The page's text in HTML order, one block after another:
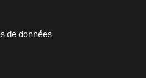
de données